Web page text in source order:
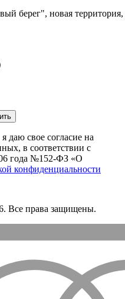
берег", новая территория,
свое согласие на
в соответствии с
года №152-ФЗ «О
конфиденциальности
Все права защищены.